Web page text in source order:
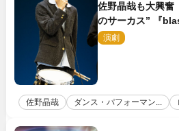
佐野晶哉も大興奮
のサーカス” 『
が開幕！
演劇
佐野晶哉 ダンス・パフォーマン...